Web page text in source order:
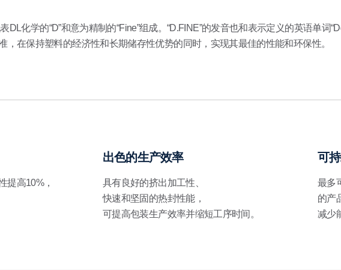
DL化学的“D”和意为精制的“Fine”组成。“D.FINE”的发音也和表示定义的英语单词
，在保持塑料的经济性和长期储存性优势的同时，实现其最佳的性能和环保性。
提高10%，
出色的生产效率
具有良好的挤出加工性、
快速和坚固的热封性能，
可提高包装生产效率并缩短工序时间。
可
最多
的产
减少